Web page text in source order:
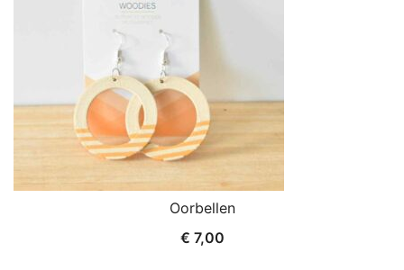
Oorbellen
€ 7,00